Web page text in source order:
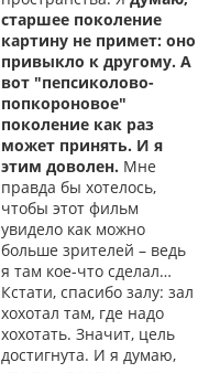
старшее поколение
картину не примет: оно
привыкло к другому. А
вот "пепсиколово-
попкороновое"
поколение как раз
может принять. И я
этим доволен. Мне
правда бы хотелось,
чтобы этот фильм
увидело как можно
больше зрителей – ведь
я там кое-что сделал…
Кстати, спасибо залу: зал
хохотал там, где надо
хохотать. Значит, цель
достигнута. И я думаю,